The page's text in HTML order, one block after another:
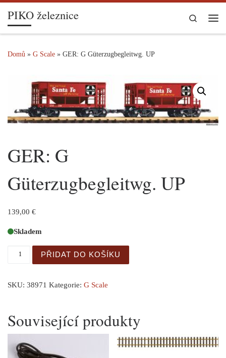
Skip to content
PIKO železnice
Search
Domů » G Scale » GER: G Güterzugbegleitwg. UP
GER: G
Güterzugbegleitwg. UP
139,00 €
Skladem
GER: G Güterzugbegleitwg. UP množství
PŘIDAT DO KOŠÍKU
SKU: 38971 Kategorie: G Scale
Související produkty